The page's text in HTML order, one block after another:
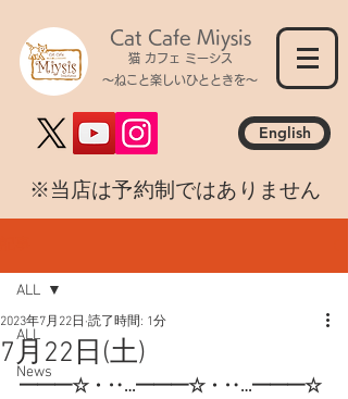
Cat Cafe Miysis
猫 カフェ ミーシス
～ねこと楽しいひとときを～
English
​※当店は予約制ではありません
ALL
News
ALL
7月22日(土)
2023年7月22日 読了時間: 1分
━━━☆・‥…━━━☆・‥…━━━☆